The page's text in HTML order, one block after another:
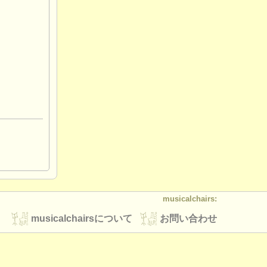
musicalchairs:
お問い合わせ
musicalchairsについて